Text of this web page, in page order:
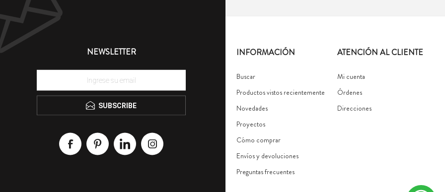
NEWSLETTER
SUBSCRIBE
INFORMACIÓN
Buscar
Productos vistos recientemente
Novedades
Proyectos
Cómo comprar
Envíos y devoluciones
Preguntas frecuentes
ATENCIÓN AL CLIENTE
Mi cuenta
Órdenes
Direcciones